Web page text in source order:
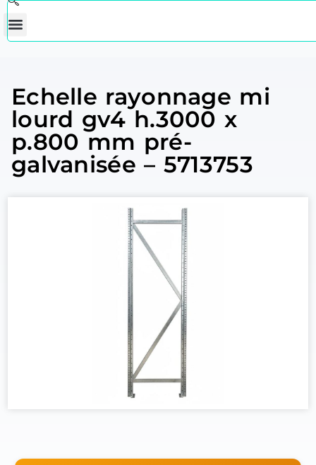
Echelle rayonnage mi
lourd gv4 h.3000 x
p.800 mm pré-
galvanisée – 5713753